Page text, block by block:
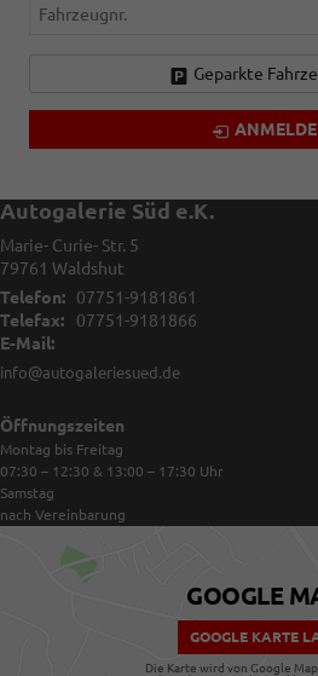
Fahrzeugnr.
Geparkte
Autogalerie Süd e.K.
Marie- Curie- Str. 5
79761 Waldshut
Telefon:
07751-9181861
Telefax:
07751-9181866
E-Mail:
info@autogaleriesued.de
Öffnungszeiten
Montag bis Freitag
07:30 – 12:30 & 13:00 – 17:30 Uhr
Samstag
nach Vereinbarung
GOOGLE
GOOGLE KARTE
Die Karte wird von Google